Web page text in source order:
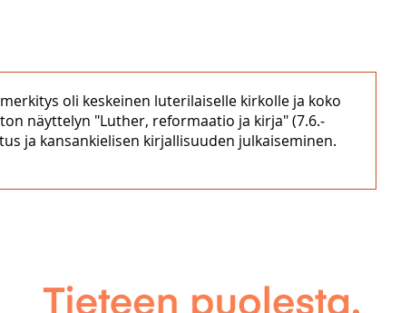
oli keskeinen luterilaiselle kirkolle ja koko
näyttelyn "Luther, reformaatio ja kirja" (7.6.‒
ja kansankielisen kirjallisuuden julkaiseminen.